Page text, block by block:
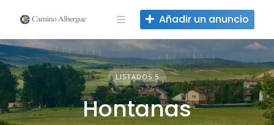
contenido
Añadir un anuncio
LISTADOS 5
Hontanas